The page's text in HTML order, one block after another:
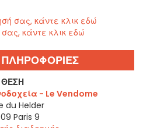
σας, κάντε κλικ εδώ
κάντε κλικ εδώ
ΠΛΗΡΟΦΟΡΙΕΣ
ΘΈΣΗ
- Le Vendome
du Helder
Paris 9